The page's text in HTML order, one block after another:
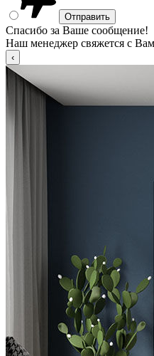
Спасибо за Ваше сообщение!
Наш менеджер свяжется с